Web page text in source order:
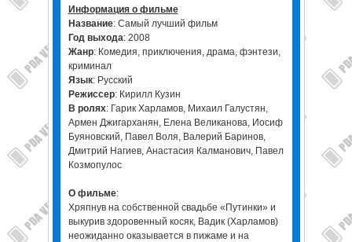
Информация о фильме
Название: Самый лучший фильм
Год выхода: 2008
Жанр: Комедия, приключения, драма, фэнтези,
криминал
Язык: Русский
Режиссер: Кирилл Кузин
В ролях: Гарик Харламов, Михаил Галустян,
Армен Джигарханян, Елена Великанова, Иосиф
Буяновский, Павел Воля, Валерий Баринов,
Дмитрий Нагиев, Анастасия Калманович, Павел
Козмопулос
О фильме:
Хряпнув на собственной свадьбе «Путинки» и
выкурив здоровенный косяк, Вадик (Харламов)
неожиданно оказывается в пижаме и на